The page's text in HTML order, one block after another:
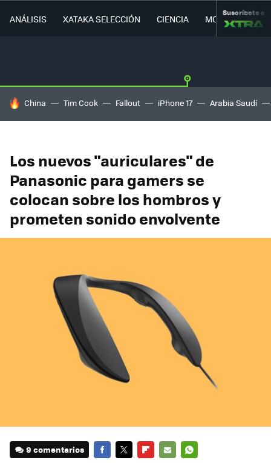
ANÁLISIS XATAKA SELECCIÓN CIENCIA MOVILIDAD
Suscríbete a
HOY SE HABLA DE
China Tim Cook Fallout iPhone 17 Arabia Saudí
Los nuevos "auriculares" de
Panasonic para gamers se
colocan sobre los hombros y
prometen sonido envolvente
9 comentarios